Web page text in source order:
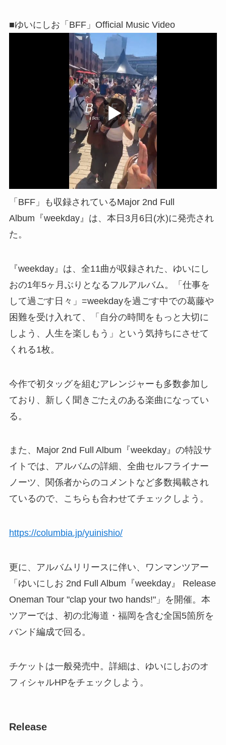
■ゆいにしお「BFF」Official Music Video
「BFF」も収録されているMajor 2nd Full
Album『weekday』は、本日3月6日(水)に発売され
た。
『weekday』は、全11曲が収録された、ゆいにし
おの1年5ヶ月ぶりとなるフルアルバム。「仕事を
して過ごす日々」=weekdayを過ごす中での葛藤や
困難を受け入れて、「自分の時間をもっと大切に
しよう、人生を楽しもう」という気持ちにさせて
くれる1枚。
今作で初タッグを組むアレンジャーも多数参加し
ており、新しく聞きごたえのある楽曲になってい
る。
また、Major 2nd Full Album『weekday』の特設サ
イトでは、アルバムの詳細、全曲セルフライナー
ノーツ、関係者からのコメントなど多数掲載され
ているので、こちらも合わせてチェックしよう。
https://columbia.jp/yuinishio/
更に、アルバムリリースに伴い、ワンマンツアー
「ゆいにしお 2nd Full Album『weekday』 Release
Oneman Tour "clap your two hands!"」を開催。本
ツアーでは、初の北海道・福岡を含む全国5箇所を
バンド編成で回る。
チケットは一般発売中。詳細は、ゆいにしおのオ
フィシャルHPをチェックしよう。
Release